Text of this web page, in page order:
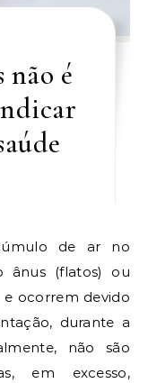
não é
ânus (flatos) ou
ocorrem devido
durante a
não são
em excesso,